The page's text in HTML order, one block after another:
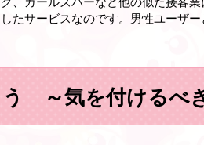
たサービスなのです。男性ユーザ
～気を付けるべ